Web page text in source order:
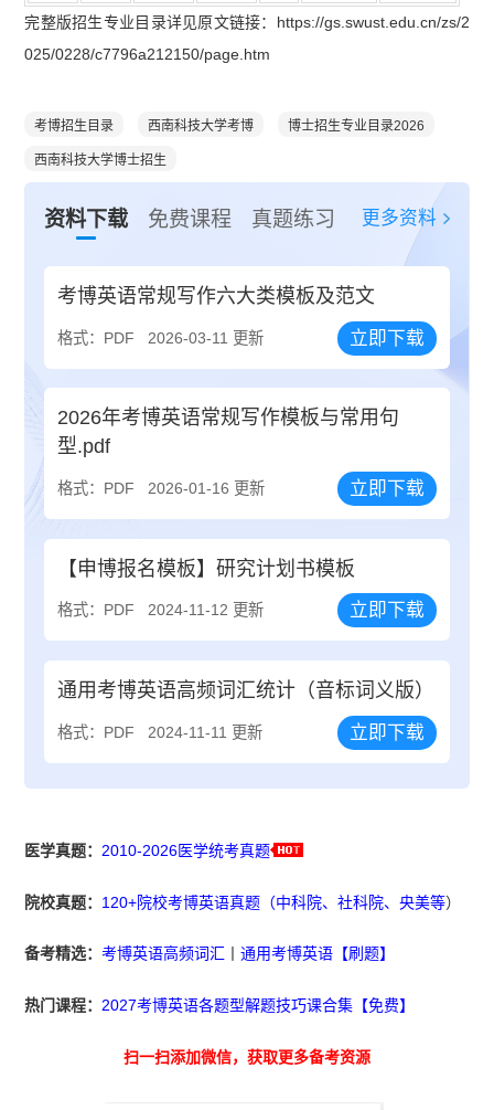
完整版招生专业目录详见原文链接：https://gs.swust.edu.cn/zs/2
025/0228/c7796a212150/page.htm
考博招生目录 西南科技大学考博 博士招生专业目录2026
西南科技大学博士招生
资料下载 免费课程 真题练习 更多资料
考博英语常规写作六大类模板及范文
格式：PDF 2026-03-11 更新 立即下载
2026年考博英语常规写作模板与常用句
型.pdf
格式：PDF 2026-01-16 更新 立即下载
【申博报名模板】研究计划书模板
格式：PDF 2024-11-12 更新 立即下载
通用考博英语高频词汇统计（音标词义版）
格式：PDF 2024-11-11 更新 立即下载
医学真题： 2010-2026医学统考真题
院校真题： 120+院校考博英语真题（中科院、社科院、央美等）
备考精选：考博英语高频词汇 丨通用考博英语【刷题】
热门课程：2027考博英语各题型解题技巧课合集【免费】
扫一扫添加微信，获取更多备考资源